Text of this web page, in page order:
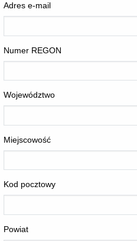
Adres e-mail
Numer REGON
Województwo
Miejscowość
Kod pocztowy
Powiat